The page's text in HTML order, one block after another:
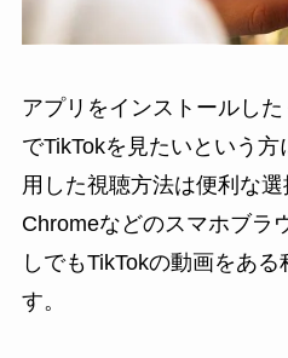
アプリをインストールし
でTikTokを見たいという
用した視聴方法は便利な
Chromeなどのスマホブラ
しでもTikTokの動画をあ
す。